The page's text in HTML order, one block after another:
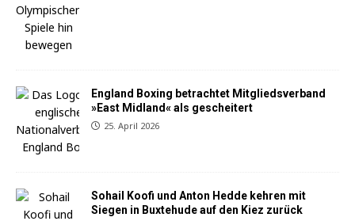
England Boxing betrachtet Mitgliedsverband
»East Midland« als gescheitert
25. April 2026
Sohail Koofi und Anton Hedde kehren mit
Siegen in Buxtehude auf den Kiez zurück